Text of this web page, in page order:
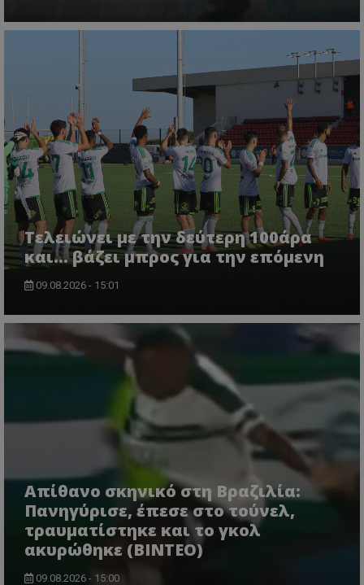
Τελειώνει με την δεύτερη 100άρα
και... βάζει μπρος για την επόμενη
09.08.2026 - 15:01
Απίθανο σκηνικό στη Βραζιλία:
Πανηγύρισε, έπεσε στο τούνελ,
τραυματίστηκε και το γκολ
ακυρώθηκε (BINTEO)
09.08.2026 - 15:00